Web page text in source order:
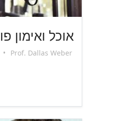
אוכל ואימון
Prof. Dallas Weber
•